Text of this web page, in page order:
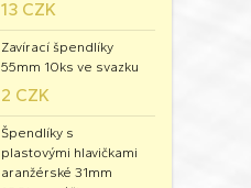
13 CZK
Zavírací špendlíky
55mm 10ks ve svazku
2 CZK
Špendlíky s
plastovými hlavičkami
aranžérské 31mm